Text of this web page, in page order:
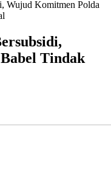
Wujud Komitmen Polda
Tindak